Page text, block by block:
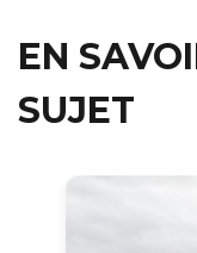
EN
SUJET